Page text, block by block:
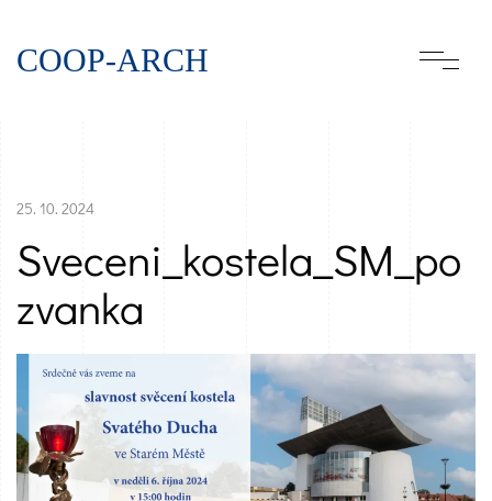
COOP-ARCH
25. 10. 2024
Sveceni_kostela_SM_po
zvanka